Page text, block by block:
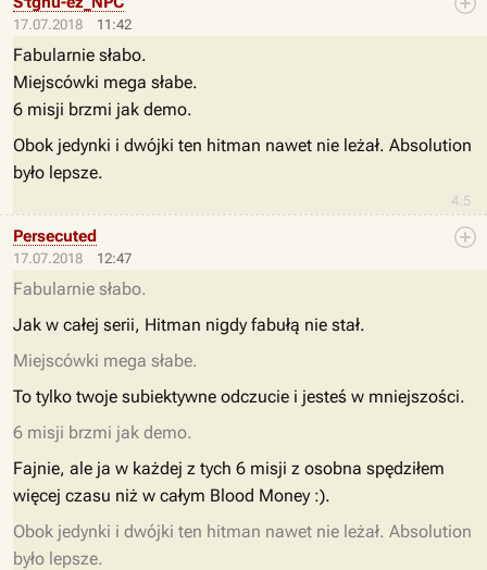
17.07.2018 11:42
4.5
Fabularnie słabo.
Miejscówki mega słabe.
6 misji brzmi jak demo.
Obok jedynki i dwójki ten hitman nawet nie leżał. Absolution
było lepsze.
17.07.2018 12:47
Persecuted
Fabularnie słabo.
Jak w całej serii, Hitman nigdy fabułą nie stał.
Miejscówki mega słabe.
To tylko twoje subiektywne odczucie i jesteś w mniejszości.
6 misji brzmi jak demo.
Fajnie, ale ja w każdej z tych 6 misji z osobna spędziłem
więcej czasu niż w całym Blood Money :).
Obok jedynki i dwójki ten hitman nawet nie leżał. Absolution
było lepsze.